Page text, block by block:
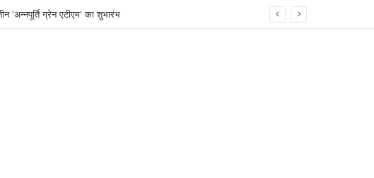
ने दिए सख्त निर्देश